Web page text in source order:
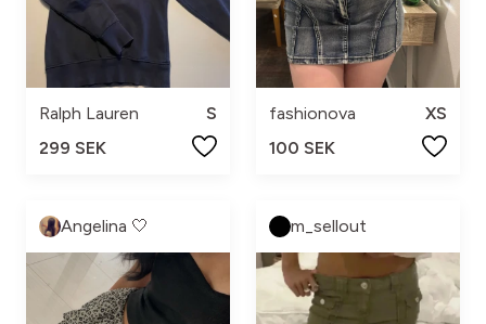
Ralph Lauren
S
299 SEK
fashionova
XS
100 SEK
Angelina 🤍 m_sellout